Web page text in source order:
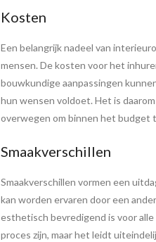
Kosten
Een belangrijk nadeel van
mensen. De kosten voor het
bouwkundige aanpassingen
hun wensen voldoet. Het is
overwegen om binnen het budget
Smaakverschillen
Smaakverschillen vormen een
kan worden ervaren door een
esthetisch bevredigend is voor
proces zijn, maar het leidt